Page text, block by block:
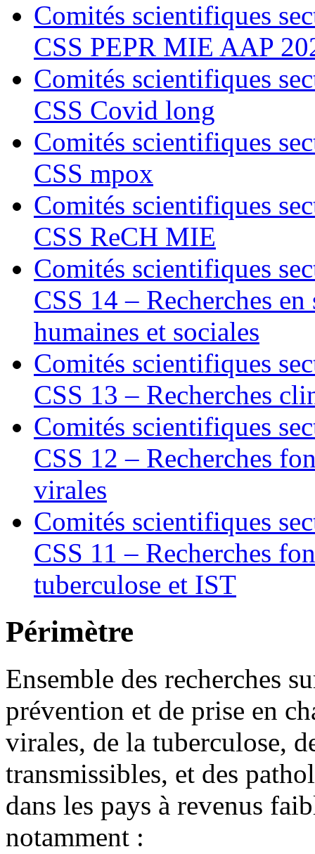
Comités scientifiques
CSS PEPR MIE AAP
Comités scientifiques
CSS Covid long
Comités scientifiques
CSS mpox
Comités scientifiques
CSS ReCH MIE
Comités scientifiques
CSS 14 – Recherches
humaines et sociales
Comités scientifiques
CSS 13 – Recherches
Comités scientifiques
CSS 12 – Recherches
virales
Comités scientifiques
CSS 11 – Recherches
tuberculose et IST
Périmètre
Ensemble des recherches
prévention et de prise en
virales, de la tuberculose,
transmissibles, et des
dans les pays à revenus
notamment :